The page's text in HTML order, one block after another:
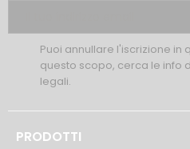
Puoi annullare l'iscrizione in
questo scopo, cerca le info
legali.
PRODOTTI